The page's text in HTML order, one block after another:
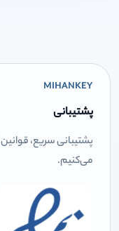
MIHANKEY
پشتیبانی
پشتیبانی سریع،
می‌کنیم.